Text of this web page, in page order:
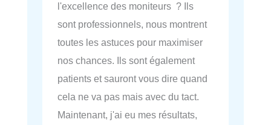
l'excellence des moniteurs ? Ils
sont professionnels, nous montrent
toutes les astuces pour maximiser
nos chances. Ils sont également
patients et sauront vous dire quand
cela ne va pas mais avec du tact.
Maintenant, j'ai eu mes résultats,